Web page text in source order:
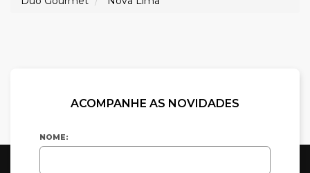
ACOMPANHE AS NOVIDADES
NOME: